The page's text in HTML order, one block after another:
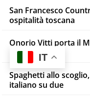
San Francesco
ospitalità toscana
Onorio Vitti porta il
mastiha
Spaghetti allo
italiano su due
IT